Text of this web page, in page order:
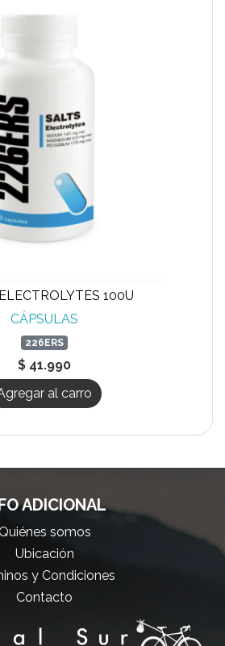
100U
CÁPSULAS
226ERS
$ 41.990
al carro
ADICIONAL
Quiénes somos
Ubicación
y Condiciones
Contacto